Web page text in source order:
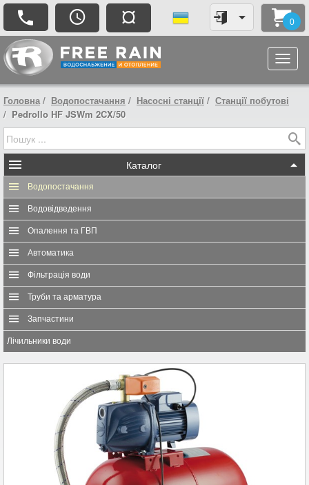
¤ 0
Головна Водопостачання Насосні станції
Станції побутові
Pedrollo HF JSWm 2CX/50
Каталог
Водопостачання
Водовідведення
Опалення та ГВП
Автоматика
Фільтрація води
Труби та арматура
Запчастини
Лічильники води